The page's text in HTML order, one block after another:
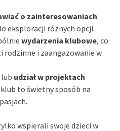
o zainteresowaniach
eksploracji różnych opcji.
wydarzenia klubowe, co
rodzinne i zaangażowanie w
udział w projektach
to świetny sposób na
wspierali swoje dzieci w